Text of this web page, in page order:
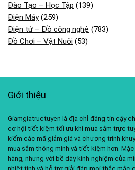
Đào Tạo – Học Tập (139)
Điện Máy(259)
Điện tử – Đồ công nghệ (783)
Đồ Chơi – Vật Nuôi (53)
Giới thiệu
Giamgiatructuyen là địa chỉ đáng tin cậy
cơ hội tiết kiệm tối ưu khi mua sắm trực
kiếm các mã giảm giá và chương trình
mua sắm thông minh và tiết kiệm hơn.
hàng, nhưng với bề dày kinh nghiệm của